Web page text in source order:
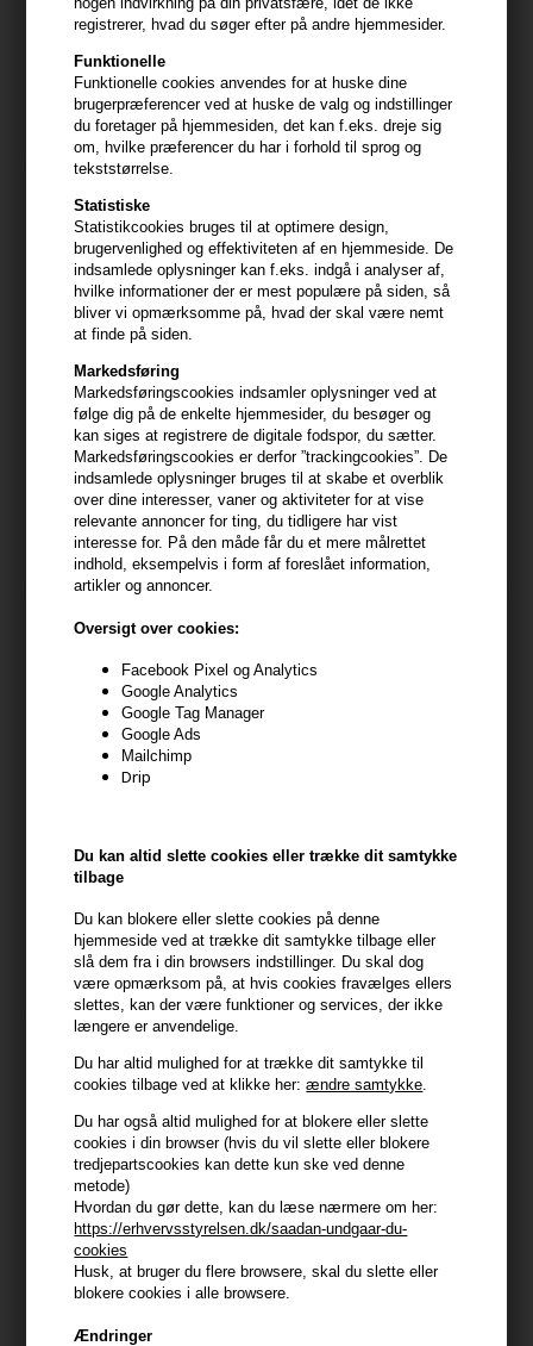
registrerer, hvad du søger efter på andre hjemmesider.
Funktionelle
Funktionelle cookies anvendes for at huske dine
brugerpræferencer ved at huske de valg og indstillinger
du foretager på hjemmesiden, det kan f.eks. dreje sig
om, hvilke præferencer du har i forhold til sprog og
tekststørrelse.
Statistiske
Statistikcookies bruges til at optimere design,
brugervenlighed og effektiviteten af en hjemmeside. De
indsamlede oplysninger kan f.eks. indgå i analyser af,
hvilke informationer der er mest populære på siden, så
bliver vi opmærksomme på, hvad der skal være nemt
at finde på siden.
Markedsføring
Markedsføringscookies indsamler oplysninger ved at
følge dig på de enkelte hjemmesider, du besøger og
kan siges at registrere de digitale fodspor, du sætter.
Markedsføringscookies er derfor ”trackingcookies”. De
indsamlede oplysninger bruges til at skabe et overblik
over dine interesser, vaner og aktiviteter for at vise
relevante annoncer for ting, du tidligere har vist
interesse for. På den måde får du et mere målrettet
indhold, eksempelvis i form af foreslået information,
artikler og annoncer.
Oversigt over cookies:
Facebook Pixel og Analytics
Google Analytics
Google Tag Manager
Google Ads
Mailchimp
Drip
Du kan altid slette cookies eller trække dit samtykke
tilbage
Du kan blokere eller slette cookies på denne
hjemmeside ved at trække dit samtykke tilbage eller
slå dem fra i din browsers indstillinger. Du skal dog
være opmærksom på, at hvis cookies fravælges ellers
slettes, kan der være funktioner og services, der ikke
længere er anvendelige.
Du har altid mulighed for at trække dit samtykke til
cookies tilbage ved at klikke her:ændre samtykke.
Du har også altid mulighed for at blokere eller slette
cookies i din browser (hvis du vil slette eller blokere
tredjepartscookies kan dette kun ske ved denne
metode)
Hvordan du gør dette, kan du læse nærmere om her:
https://erhvervsstyrelsen.dk/saadan-undgaar-du-
cookies
Husk, at bruger du flere browsere, skal du slette eller
blokere cookies i alle browsere.
Ændringer
Kevin Murphy UnTangled
238,00 DKK
IdHAIR Curly Xclusive Anti
149,25 DKK
IdHAIR Curly Xclusive Anti
Frizz Curl Gel 500ml
314,25 DKK
Kerastase Curl Manifesto
Masque Beurre Haute
Nutrition 200ml
408,00 DKK
Trontveit Attitude Curls in a
148,00 DKK 98,00 DKK
Kerastase Curl Manifesto
IGK Class of 93 Curl